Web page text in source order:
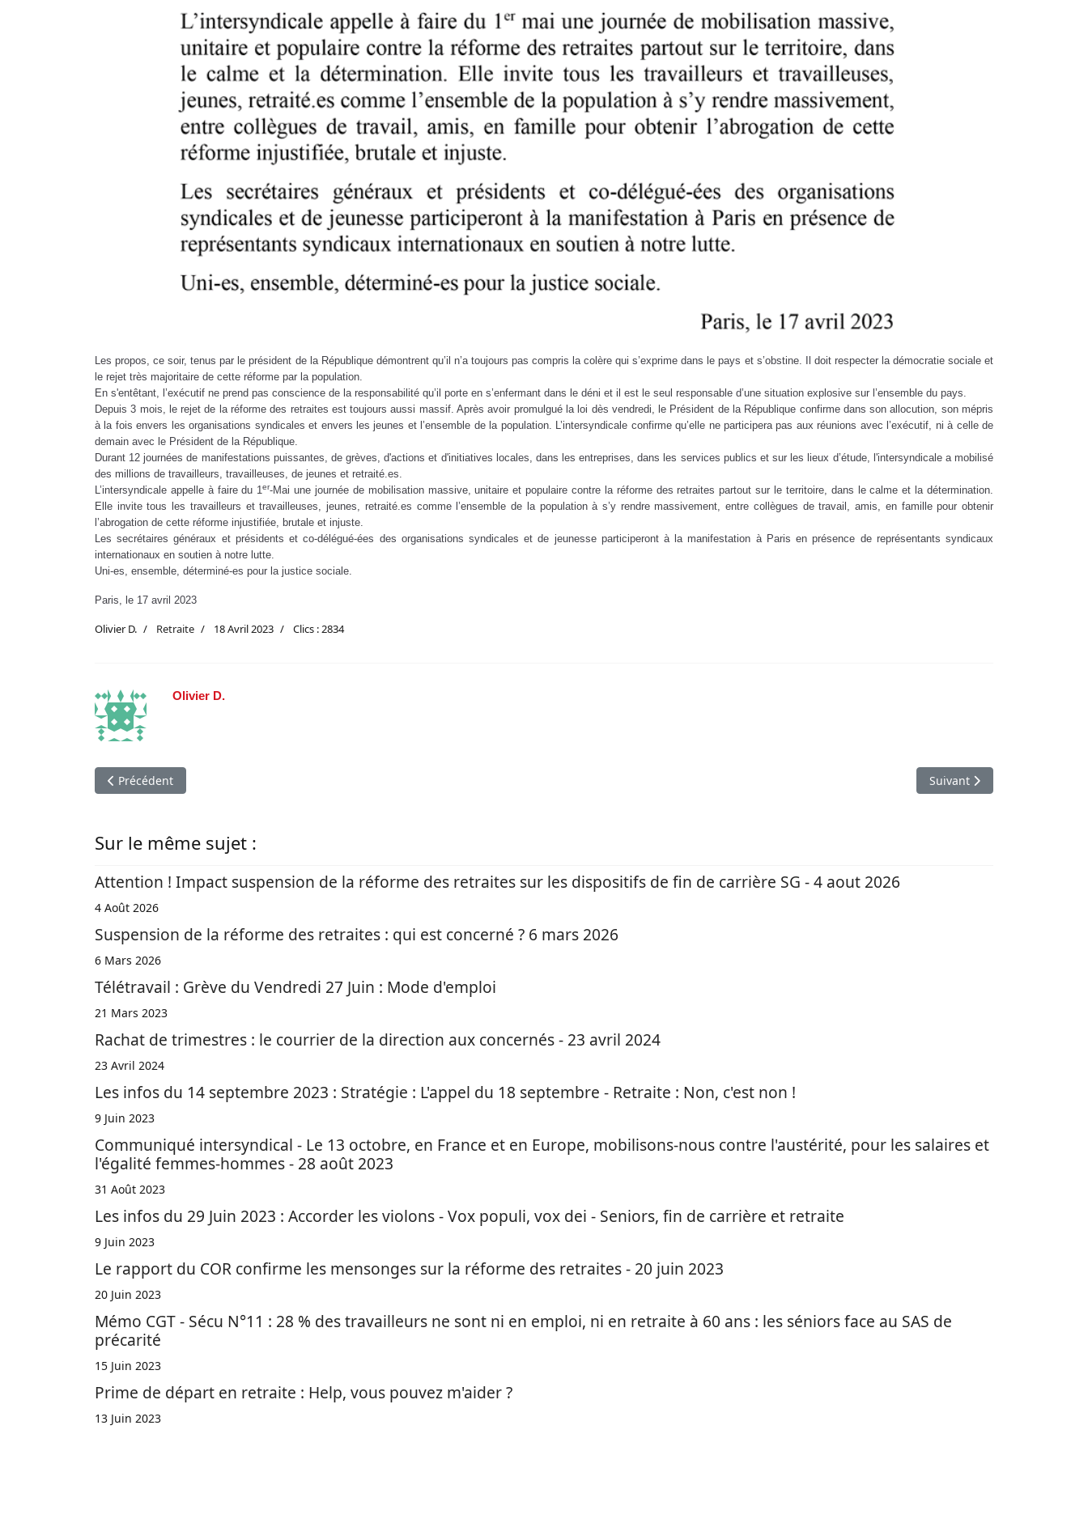
Les propos, ce soir, tenus par le président de la République démontrent qu’il n’a toujours pas compris la colère qui s’exprime dans le pays et s’obstine. Il doit respecter la démocratie sociale et
le rejet très majoritaire de cette réforme par la population.
En s'entêtant, l’exécutif ne prend pas conscience de la responsabilité qu’il porte en s’enfermant dans le déni et il est le seul responsable d’une situation explosive sur l’ensemble du pays.
Depuis 3 mois, le rejet de la réforme des retraites est toujours aussi massif. Après avoir promulgué la loi dès vendredi, le Président de la République confirme dans son allocution, son mépris
à la fois envers les organisations syndicales et envers les jeunes et l’ensemble de la population. L’intersyndicale confirme qu’elle ne participera pas aux réunions avec l’exécutif, ni à celle de
demain avec le Président de la République.
Durant 12 journées de manifestations puissantes, de grèves, d'actions et d'initiatives locales, dans les entreprises, dans les services publics et sur les lieux d’étude, l'intersyndicale a mobilisé
des millions de travailleurs, travailleuses, de jeunes et retraité.es.
L’intersyndicale appelle à faire du 1er-Mai une journée de mobilisation massive, unitaire et populaire contre la réforme des retraites partout sur le territoire, dans le calme et la détermination.
Elle invite tous les travailleurs et travailleuses, jeunes, retraité.es comme l’ensemble de la population à s’y rendre massivement, entre collègues de travail, amis, en famille pour obtenir
l’abrogation de cette réforme injustifiée, brutale et injuste.
Les secrétaires généraux et présidents et co-délégué-ées des organisations syndicales et de jeunesse participeront à la manifestation à Paris en présence de représentants syndicaux
internationaux en soutien à notre lutte.
Uni-es, ensemble, déterminé-es pour la justice sociale.
Paris, le 17 avril 2023
Olivier D. Retraite 18 Avril 2023 Clics : 2834
Olivier D.
Article précédent : Plus d’un salarié sur trois ne se sent pas capable de faire le même travail jusqu’à sa retraite - CGT Avril 2023
Précédent Article suivant : Retraites :
Suivant
Sur le même sujet :
Attention ! Impact suspension de la réforme des retraites sur les dispositifs de fin de carrière SG - 4 aout 2026
4 Août 2026
Suspension de la réforme des retraites : qui est concerné ? 6 mars 2026
6 Mars 2026
Télétravail : Grève du Vendredi 27 Juin : Mode d'emploi
21 Mars 2023
Rachat de trimestres : le courrier de la direction aux concernés - 23 avril 2024
23 Avril 2024
Les infos du 14 septembre 2023 : Stratégie : L'appel du 18 septembre - Retraite : Non, c'est non !
9 Juin 2023
Communiqué intersyndical - Le 13 octobre, en France et en Europe, mobilisons-nous contre l'austérité, pour les salaires et
l'égalité femmes-hommes - 28 août 2023
31 Août 2023
Les infos du 29 Juin 2023 : Accorder les violons - Vox populi, vox dei - Seniors, fin de carrière et retraite
9 Juin 2023
Le rapport du COR confirme les mensonges sur la réforme des retraites - 20 juin 2023
20 Juin 2023
Mémo CGT - Sécu N°11 : 28 % des travailleurs ne sont ni en emploi, ni en retraite à 60 ans : les séniors face au SAS de
précarité
15 Juin 2023
Prime de départ en retraite : Help, vous pouvez m'aider ?
13 Juin 2023